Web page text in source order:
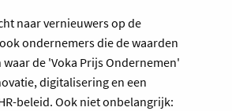
naar vernieuwers op de
ondernemers die de waarden
de 'Voka Prijs Ondernemen'
digitalisering en een
beleid. Ook niet onbelangrijk: